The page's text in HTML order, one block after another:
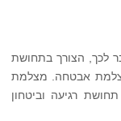
לכך, הצורך בתחושת
מצלמת אבטחה. מצלמת
רגיעה וביטחון